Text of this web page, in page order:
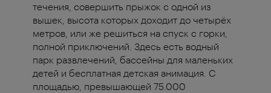
течения, совершить прыжок с одной из
вышек, высота которых доходит до четырёх
метров, или же решиться на спуск с горки,
полной приключений. Здесь есть водный
парк развлечений, бассейны для маленьких
детей и бесплатная детская анимация. С
площадью, превышающей 75.000